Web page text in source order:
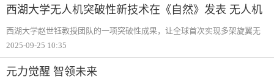
西湖大学无人机突破性新技术在《自然》发表 无人机
空中“握手”，精确到厘米级
西湖大学赵世钰教授团队的一项突破性成果，让全球首次实现多架旋翼无
人机在飞行过程中交换工具，成功解决近距离飞行与高精度操作不可兼得
世钰团队的
2025-09-25 10:35
元力觉醒 智领未来